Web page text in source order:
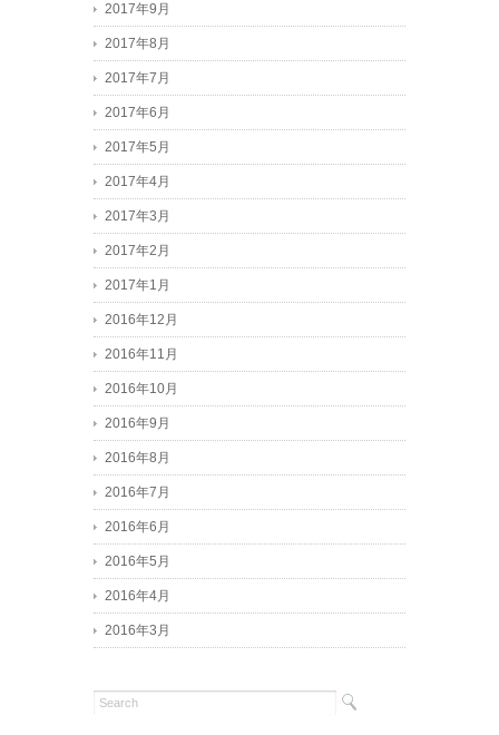
2017年9月
2017年8月
2017年7月
2017年6月
2017年5月
2017年4月
2017年3月
2017年2月
2017年1月
2016年12月
2016年11月
2016年10月
2016年9月
2016年8月
2016年7月
2016年6月
2016年5月
2016年4月
2016年3月